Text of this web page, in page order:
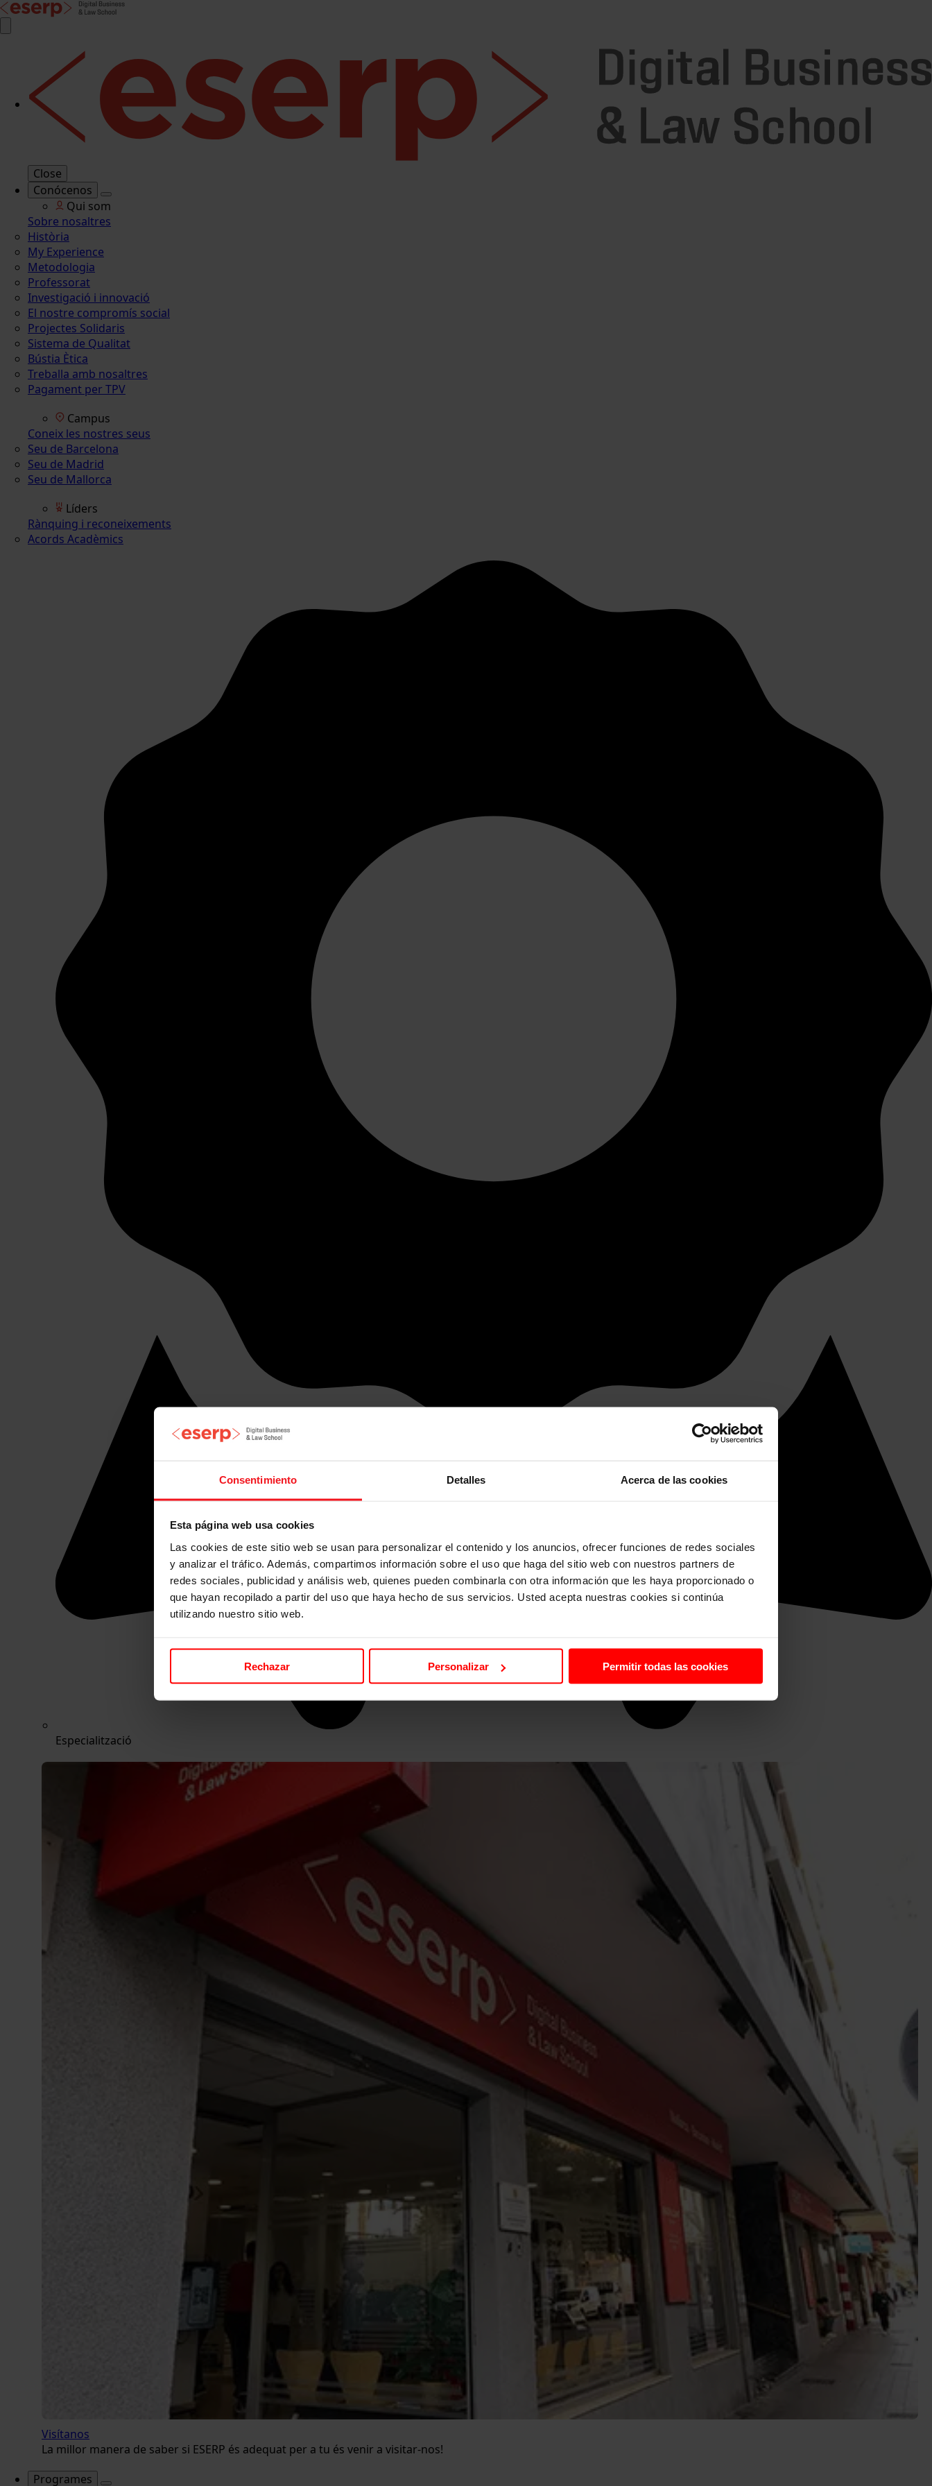
Consentimiento Detalles Acerca de las cookies
Esta página web usa cookies
Las cookies de este sitio web se usan para personalizar el contenido y los anuncios, ofrecer funciones de redes sociales
y analizar el tráfico. Además, compartimos información sobre el uso que haga del sitio web con nuestros partners de
redes sociales, publicidad y análisis web, quienes pueden combinarla con otra información que les haya proporcionado o
que hayan recopilado a partir del uso que haya hecho de sus servicios. Usted acepta nuestras cookies si continúa
utilizando nuestro sitio web.
Rechazar Personalizar Permitir todas las cookies
Close
Conócenos
Qui som
Sobre nosaltres
Història
My Experience
Metodologia
Professorat
Investigació i innovació
El nostre compromís social
Projectes Solidaris
Sistema de Qualitat
Bústia Ètica
Treballa amb nosaltres
Pagament per TPV
Campus
Coneix les nostres seus
Seu de Barcelona
Seu de Madrid
Seu de Mallorca
Líders
Rànquing i reconeixements
Acords Acadèmics
Especialització
Visítanos
La millor manera de saber si ESERP és adequat per a tu és venir a visitar-nos!
Programes